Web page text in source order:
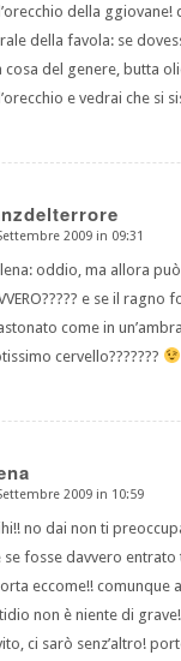
della ggiovane!
della favola: se
cosa del genere, butta
e vedrai che si
2009 in 09:31
oddio, ma allora
e se il ragno
come in
cervello???????
2009 in 10:59
no dai non ti
se fosse davvero entrato
eccome!! comunque
non è niente di
ci sarò senz’altro!